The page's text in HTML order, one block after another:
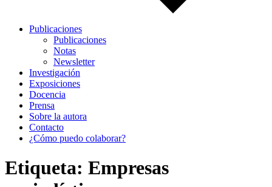
Publicaciones
Publicaciones
Notas
Newsletter
Investigación
Exposiciones
Docencia
Prensa
Sobre la autora
Contacto
¿Cómo puedo colaborar?
Etiqueta: Empresas